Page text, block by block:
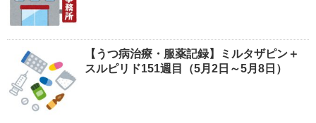
【うつ病治療・服薬記録】ミルタザピン＋
スルピリド151週目（5月2日～5月8日）